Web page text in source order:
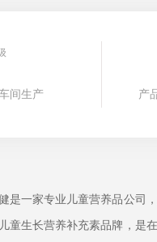
间生产 产
是一家专业儿童营养品公司
童生长营养补充素品牌，是